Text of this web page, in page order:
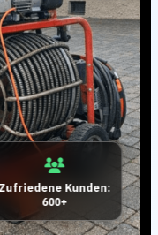
Zufriedene Kunden:
600+